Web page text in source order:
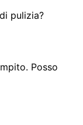
pulizia?
Posso